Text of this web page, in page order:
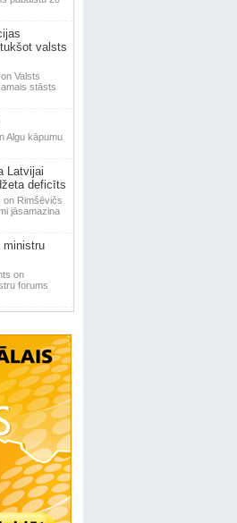
valsts
Valsts
stāsts
Algu kāpumu
Latvijai
deficīts
on Rimšēvičs
jāsamazina
ministru
on
forums